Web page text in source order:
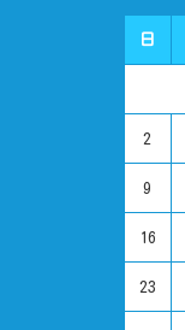
日
2
9
16
23